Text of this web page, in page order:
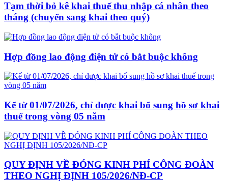
Tạm thời bỏ kê khai thuế thu nhập cá nhân theo
tháng (chuyển sang khai theo quý)
Hợp đồng lao động điện tử có bắt buộc không
Kể từ 01/07/2026, chỉ được khai bổ sung hồ sơ khai
thuế trong vòng 05 năm
QUY ĐỊNH VỀ ĐÓNG KINH PHÍ CÔNG ĐOÀN
THEO NGHỊ ĐỊNH 105/2026/NĐ-CP